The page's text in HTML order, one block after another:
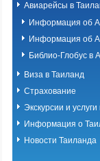
Авиарейсы в
Информация об
Информация об
Библио-Глобус в
Виза в Таиланд
Страхование
Экскурсии и
Информация о
Новости Таиланда